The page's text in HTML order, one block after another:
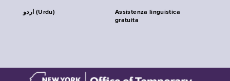
اردو (Urdu)
Assistenza linguistica
gratuita